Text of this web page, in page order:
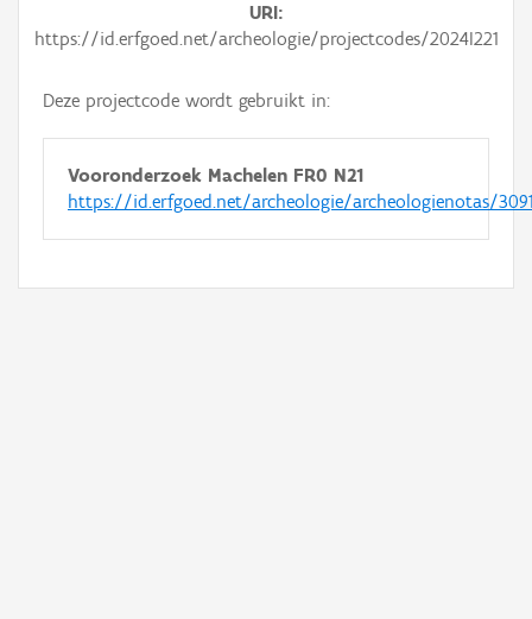
URI
https://id.erfgoed.net/archeologie/projectcodes/2024I221
Deze projectcode wordt gebruikt in:
Vooronderzoek Machelen FR0 N21
https://id.erfgoed.net/archeologie/archeologienotas/